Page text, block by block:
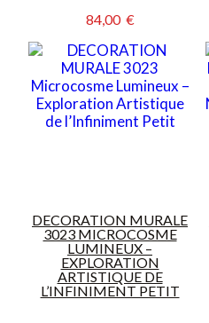
84,00  €
DECORATION MURALE
3023 MICROCOSME
LUMINEUX –
EXPLORATION
ARTISTIQUE DE
L’INFINIMENT PETIT